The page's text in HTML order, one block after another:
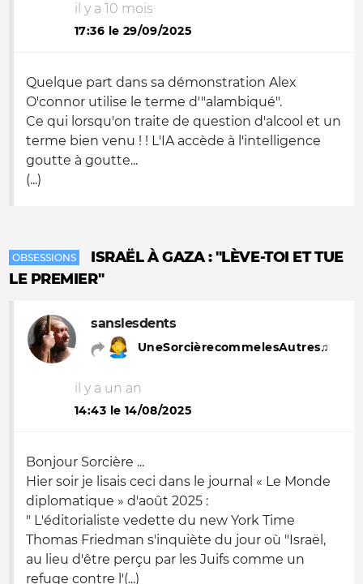
il y a 10 mois
17:36 le 29/09/2025
Quelque part dans sa démonstration Alex
O'connor utilise le terme d'"alambiqué".
Ce qui lorsqu'on traite de question d'alcool et un
terme bien venu ! ! L'IA accède à l'intelligence
goutte à goutte...
(...)
OBSESSIONS
ISRAËL À GAZA : "LÈVE-TOI ET TUE
LE PREMIER"
sanslesdents
UneSorcièrecommelesAutres♫
il y a un an
14:43 le 14/08/2025
Bonjour Sorcière ...
Hier soir je lisais ceci dans le journal « Le Monde
diplomatique » d'août 2025 :
" L'éditorialiste vedette du new York Time
Thomas Friedman s'inquiète du jour où "Israël,
au lieu d'être perçu par les Juifs comme un
refuge contre l'(...)